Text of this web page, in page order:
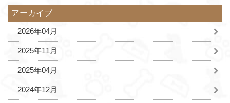
アーカイブ
2026年04月
2025年11月
2025年04月
2024年12月